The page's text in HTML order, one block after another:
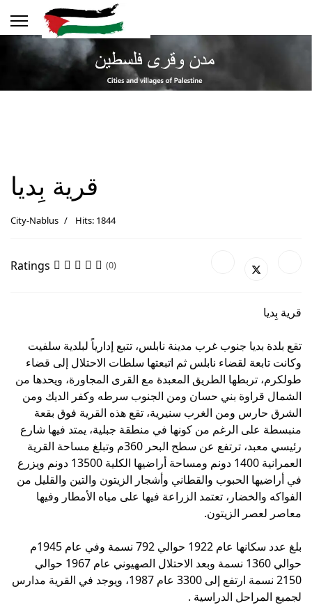
قرية بِديا
City-Nablus Hits: 1844
Ratings (0)
قرية بِديا
تقع بلدة بديا جنوب غرب مدينة نابلس، تتبع إدارياً لبلدية سلفيت
وكانت تابعة لقضاء نابلس ثم اتبعتها سلطات الاحتلال إلى قضاء
طولكرم، تربطها الطريق المعبدة مع القرى المجاورة، ويحدها من
الشمال قراوة بني حسان ومن الجنوب سرطه وكفر الديك ومن
الشرق حارس ومن الغرب سنيرية، تقع هذه القرية فوق بقعة
منبسطة على الرغم من كونها في منطقة جبلية، يمتد فيها شارع
رئيسي معبد، ترتفع عن سطح البحر 360م وتبلغ مساحة القرية
العمرانية 1400 دونم ومساحة أراضيها الكلية 13500 دونم ويزرع
في أراضيها الحبوب والقطاني وأشجار الزيتون والتين والقليل من
الفواكه والخضار، تعتمد الزراعة فيها على مياه الأمطار وفيها
معاصر لعصر الزيتون.
بلغ عدد سكانها عام 1922 حوالي 792 نسمة وفي عام 1945م
حوالي 1360 نسمة وبعد الاحتلال الصهيوني عام 1967 حوالي
2150 نسمة ارتفع إلى 3300 عام 1987، ويوجد في القرية مدارس
لجميع المراحل الدراسية .